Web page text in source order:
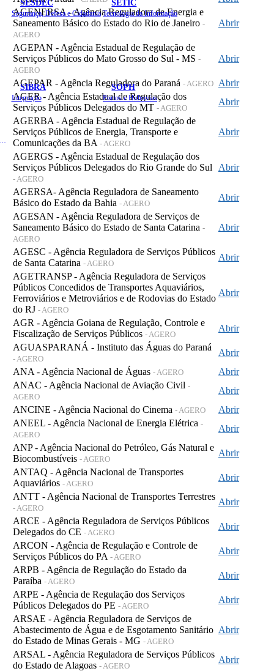
SESDEC
Segurança, Defesa e Cidadania
SETIC
Tecnologia da Informação
SIBRA
Integração
SOPH
Portos e Hidrovias
AGENERSA - Agência Reguladora de Energia e
Saneamento Básico do Estado do Rio de Janeiro -
AGERO
Abrir
AGEPAN - Agência Estadual de Regulação de
Serviços Públicos do Mato Grosso do Sul - MS -
AGERO
Abrir
AGEPAR - Agência Reguladora do Paraná - AGERO Abrir
AGER - Agência Estadual de Regulação dos
Serviços Públicos Delegados do MT - AGERO
Abrir
AGERBA - Agência Estadual de Regulação de
Serviços Públicos de Energia, Transporte e
Comunicações da BA - AGERO
Abrir
AGERGS - Agência Estadual de Regulação dos
Serviços Públicos Delegados do Rio Grande do Sul
- AGERO
Abrir
AGERSA- Agência Reguladora de Saneamento
Básico do Estado da Bahia - AGERO
Abrir
AGESAN - Agência Reguladora de Serviços de
Saneamento Básico do Estado de Santa Catarina -
AGERO
Abrir
AGESC - Agência Reguladora de Serviços Públicos
de Santa Catarina - AGERO
Abrir
AGETRANSP - Agência Reguladora de Serviços
Públicos Concedidos de Transportes Aquaviários,
Ferroviários e Metroviários e de Rodovias do Estado
do RJ - AGERO
Abrir
AGR - Agência Goiana de Regulação, Controle e
Fiscalização de Serviços Públicos - AGERO
Abrir
AGUASPARANÁ - Instituto das Águas do Paraná
- AGERO
Abrir
ANA - Agência Nacional de Águas - AGERO
Abrir
ANAC - Agência Nacional de Aviação Civil -
AGERO
Abrir
ANCINE - Agência Nacional do Cinema - AGERO
Abrir
ANEEL - Agência Nacional de Energia Elétrica -
AGERO
Abrir
ANP - Agência Nacional do Petróleo, Gás Natural e
Biocombustíveis - AGERO
Abrir
ANTAQ - Agência Nacional de Transportes
Aquaviários - AGERO
Abrir
ANTT - Agência Nacional de Transportes Terrestres
- AGERO
Abrir
ARCE - Agência Reguladora de Serviços Públicos
Delegados do CE - AGERO
Abrir
ARCON - Agência de Regulação e Controle de
Serviços Públicos do PA - AGERO
Abrir
ARPB - Agência de Regulação do Estado da
Paraíba - AGERO
Abrir
ARPE - Agência de Regulação dos Serviços
Públicos Delegados do PE - AGERO
Abrir
ARSAE - Agência Reguladora de Serviços de
Abastecimento de Água e de Esgotamento Sanitário
do Estado de Minas Gerais - MG - AGERO
Abrir
ARSAL - Agência Reguladora de Serviços Públicos
do Estado de Alagoas - AGERO
Abrir